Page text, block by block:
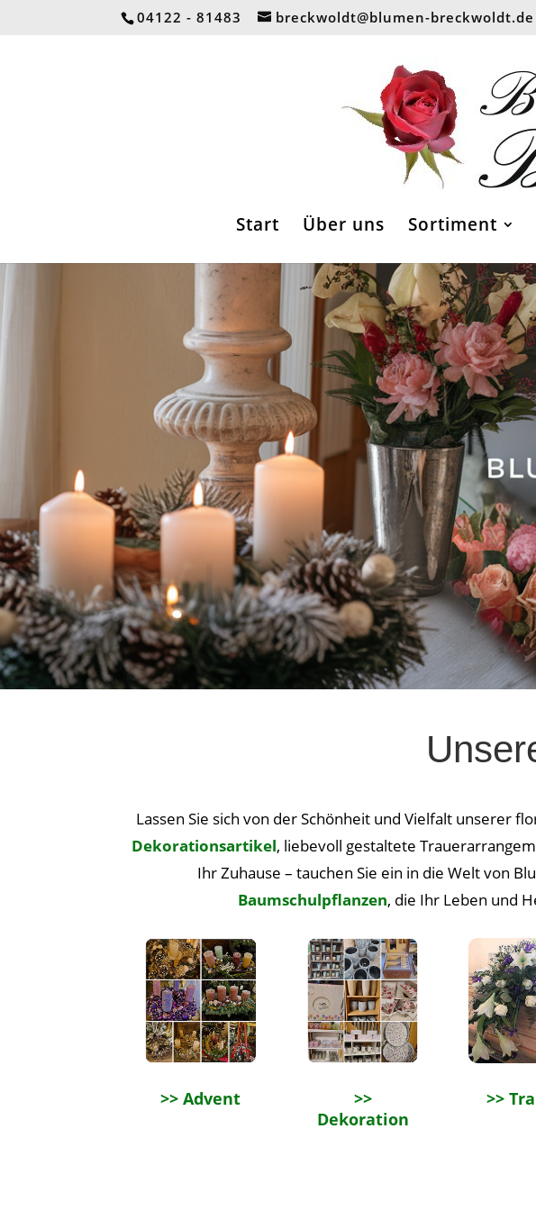
04122 - 81483 breckwoldt@blumen-breckwoldt.de
Start Über uns Sortiment
Lassen Sie sich von der Schönheit und Vielfalt unserer
Dekorationsartikel, liebevoll gestaltete
Ihr Zuhause – tauchen Sie ein in die Welt von
Baumschulpflanzen, die Ihr Leben und
>> Advent
>>
Dekoration
>>